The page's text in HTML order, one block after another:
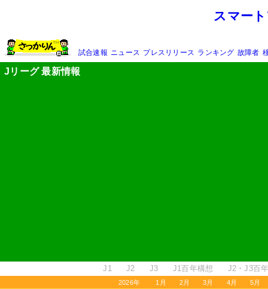
スマー
試合速報 ニュース プレスリリース ランキング 故障者
Jリーグ 最新情報
J1 J2 J3 J1百年構想 J2・J3百
2026年 1月 2月 3月 4月 5月